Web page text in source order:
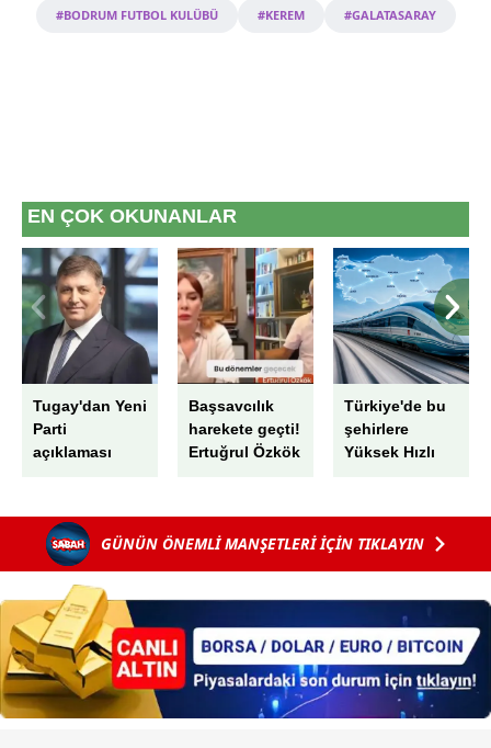
#BODRUM FUTBOL KULÜBÜ #KEREM #GALATASARAY
EN ÇOK OKUNANLAR
Tugay'dan Yeni
Parti
açıklaması
Başsavcılık
harekete geçti!
Ertuğrul Özkök
hakaret’
soruşturması
Türkiye'de bu
şehirlere
Yüksek Hızlı
Uraloğlu tarih
verdi
GÜNÜN ÖNEMLİ MANŞETLERİ İÇİN TIKLAYIN